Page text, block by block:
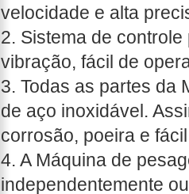
velocidade e alta
2. Sistema de
vibração, fácil de
3. Todas as partes da
de aço inoxidável.
corrosão, poeira e
4. A Máquina de
independentemente